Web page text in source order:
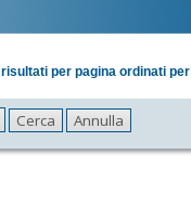
risultati per pagina ordinati per